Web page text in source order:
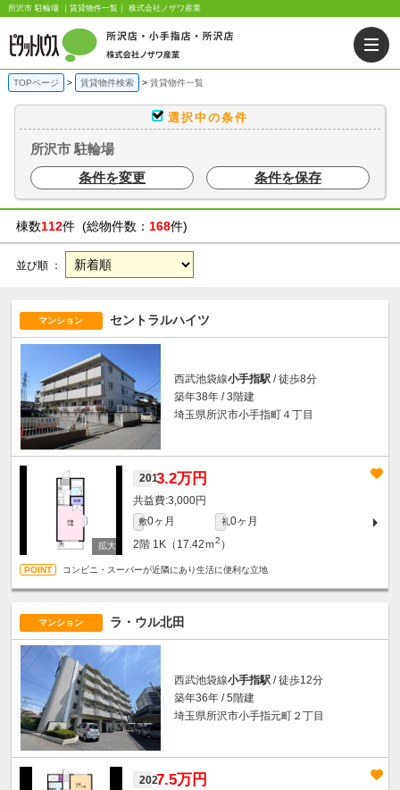
所沢市 駐輪場 ｜賃貸物件一覧｜ 株式会社ノザワ産業
TOPページ 賃貸物件検索 賃貸物件一覧
選択中の条件
所沢市 駐輪場
条件を変更
条件を保存
棟数112件 (総物件数： 168件)
並び順 ：
マンション セントラルハイツ
西武池袋線小手指駅 / 徒歩8分
築年38年 / 3階建
埼玉県所沢市小手指町４丁目
2013.2万円
3,000円
敷0ヶ月 礼0ヶ月
2階 1K（17.42ｍ2 ）
コンビニ・スーパーが近隣にあり生活に便利な立地
マンション ラ・ウル北田
西武池袋線小手指駅 / 徒歩12分
築年36年 / 5階建
埼玉県所沢市小手指元町２丁目
2027.5万円